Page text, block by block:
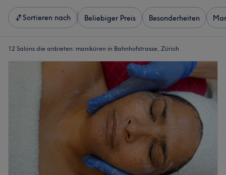
Sortieren nach Beliebiger Preis Besonderheiten
12 Salons die anbieten: maniküren in Bahnhofstrasse, Zürich